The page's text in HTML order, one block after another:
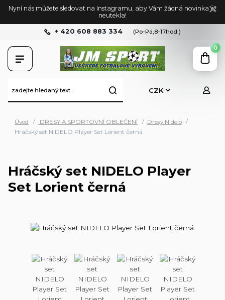
Nyní nás můžete sledovat na Instagramu, aby Vám žádná novinka již
neutekla!
CZK
+ 420 608 883 334 (Po-Pá,8-17hod.)
0
Úvod DRESY A SPORTOVNÍ OBLEČENÍ
Dresy Nidelo
Hráčský set NIDELO Player Set Lorient černá
Hráčský set NIDELO Player
Set Lorient černá